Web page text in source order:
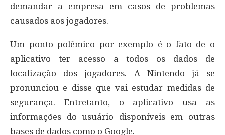
demandar a empresa em casos de problemas
causados aos jogadores.
Um ponto polêmico por exemplo é o fato de o
aplicativo ter acesso a todos os dados de
localização dos jogadores. A Nintendo já se
pronunciou e disse que vai estudar medidas de
segurança. Entretanto, o aplicativo usa as
informações do usuário disponíveis em outras
bases de dados como o Google.